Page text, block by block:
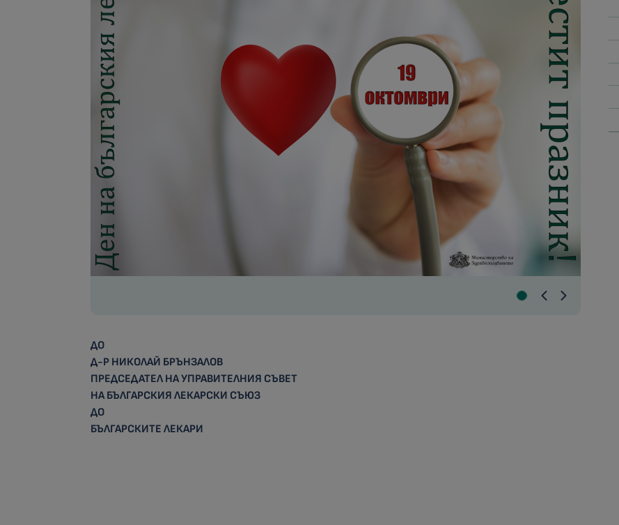
ДО
Д-Р НИКОЛАЙ БРЪНЗАЛОВ
ПРЕДСЕДАТЕЛ НА УПРАВИТЕЛНИЯ СЪВЕТ
НА БЪЛГАРСКИЯ ЛЕКАРСКИ СЪЮЗ
ДО
БЪЛГАРСКИТЕ ЛЕКАРИ